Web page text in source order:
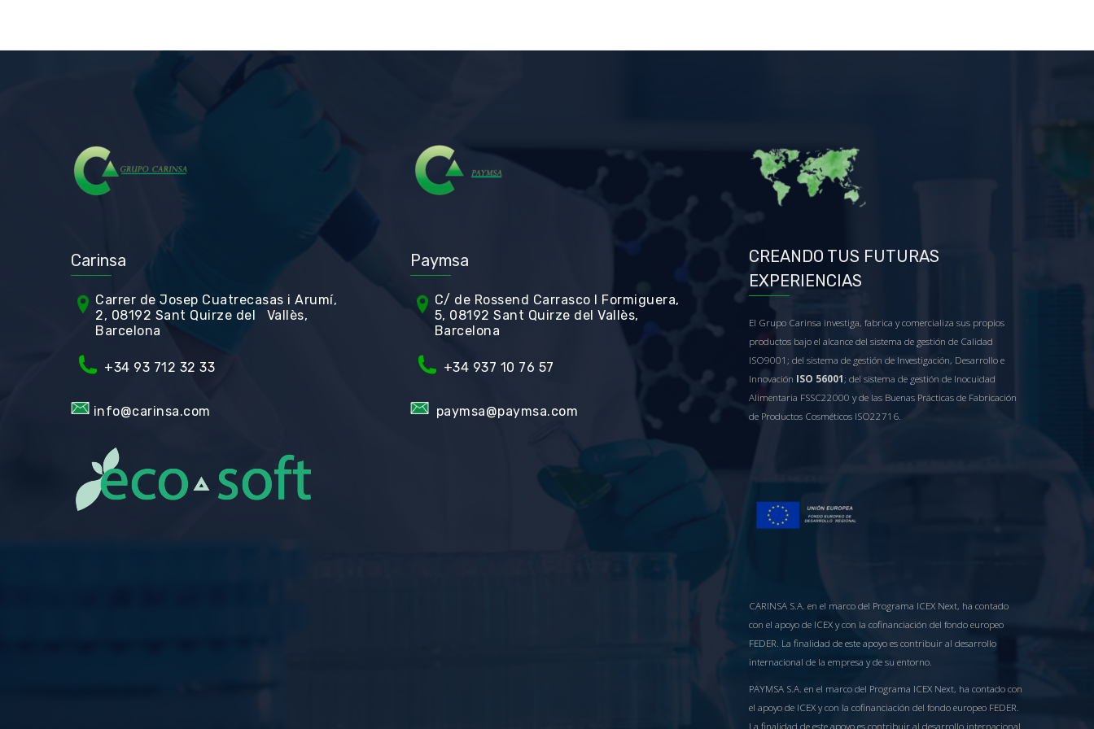
Carinsa
Carrer de Josep Cuatrecasas i Arumí,
2, 08192 Sant Quirze del Vallès,
Barcelona
+34 93 712 32 33
info@carinsa.com
Paymsa
C/ de Rossend Carrasco I Formiguera,
5, 08192 Sant Quirze del Vallès,
Barcelona
+34 937 10 76 57
paymsa@paymsa.com
CREANDO TUS FUTURAS
EXPERIENCIAS
El Grupo Carinsa investiga, fabrica y comercializa sus propios
productos bajo el alcance del sistema de gestión de Calidad
ISO9001; del sistema de gestión de Investigación, Desarrollo e
Innovación ISO 56001 ; del sistema de gestión de Inocuidad
Alimentaria FSSC22000 y de las Buenas Prácticas de Fabricación
de Productos Cosméticos ISO22716.
CARINSA S.A. en el marco del Programa ICEX Next, ha contado
con el apoyo de ICEX y con la cofinanciación del fondo europeo
FEDER. La finalidad de este apoyo es contribuir al desarrollo
internacional de la empresa y de su entorno.
PAYMSA S.A. en el marco del Programa ICEX Next, ha contado con
el apoyo de ICEX y con la cofinanciación del fondo europeo FEDER.
La finalidad de este apoyo es contribuir al desarrollo internacional